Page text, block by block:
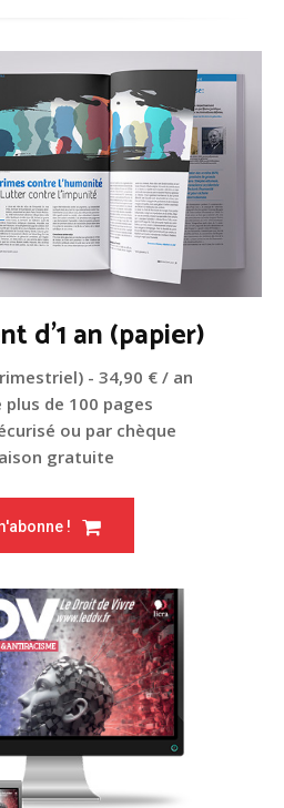
d'1 an (papier)
- 34,90 € / an
plus de 100 pages
ou par chèque
gratuite
!